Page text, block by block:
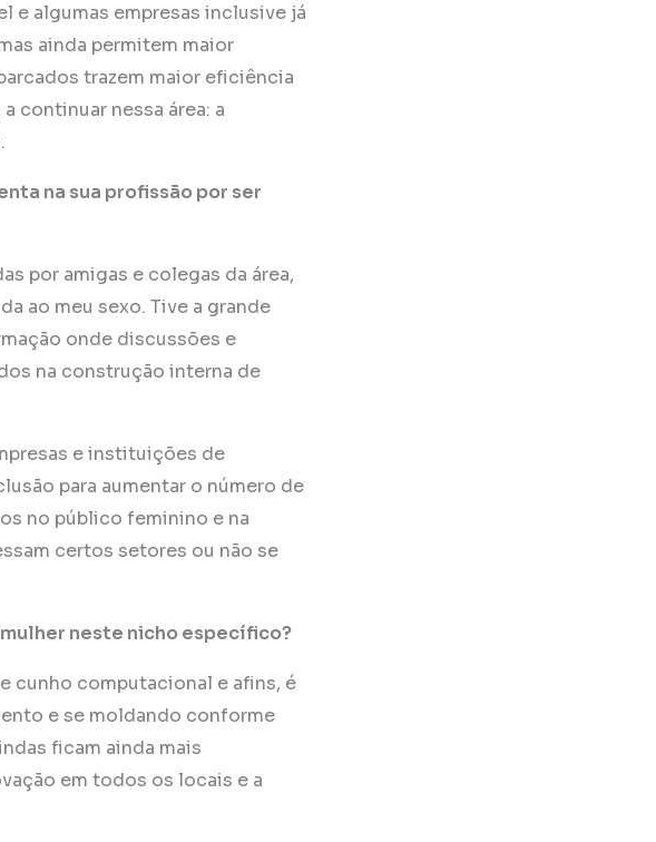
e algumas empresas inclusive já
ainda permitem maior
trazem maior eficiência
continuar nessa área: a
na sua profissão por ser
por amigas e colegas da área,
ao meu sexo. Tive a grande
onde discussões e
na construção interna de
e instituições de
para aumentar o número de
no público feminino e na
certos setores ou não se
neste nicho específico?
cunho computacional e afins, é
e se moldando conforme
ficam ainda mais
em todos os locais e a